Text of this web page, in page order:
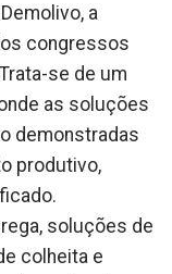
a
congressos
se de um
as soluções
demonstradas
produtivo,
soluções de
colheita e